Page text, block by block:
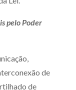
pelo Poder
de
de